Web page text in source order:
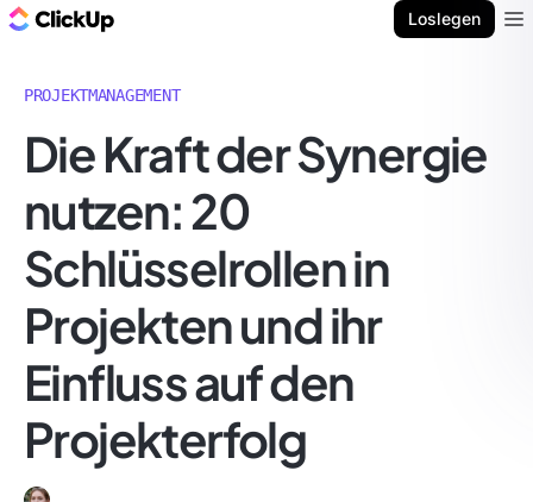
Loslegen
PROJEKTMANAGEMENT
Die Kraft der Synergie
nutzen: 20
Schlüsselrollen in
Projekten und ihr
Einfluss auf den
Projekterfolg